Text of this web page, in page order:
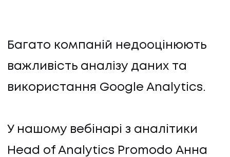
Багато компаній недооцінюють
важливість аналізу даних та
використання Google Analytics.
У нашому вебінарі з аналітики
Head of Analytics Promodo Анна